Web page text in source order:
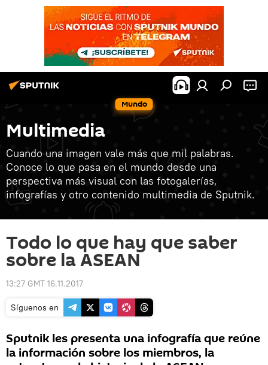
Mundo
Multimedia
Cuando una imagen vale más que mil palabras.
Conoce lo que pasa en el mundo desde una
perspectiva más visual con las fotogalerías,
infografías y otro contenido multimedia de Sputnik.
Todo lo que hay que saber
sobre la ASEAN
13:27 GMT 16.11.2017
Síguenos en
Sputnik les presenta una infografía que reúne
la información sobre los miembros, la